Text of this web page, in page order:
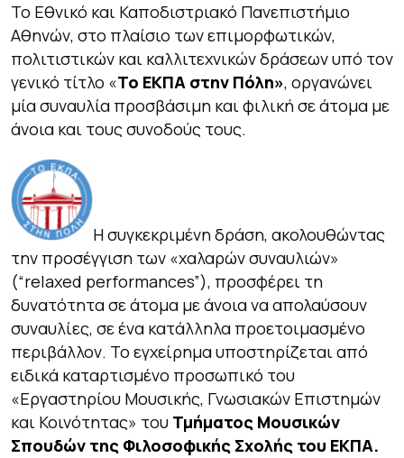
Το Εθνικό και Καποδιστριακό Πανεπιστήμιο
Αθηνών, στο πλαίσιο των επιμορφωτικών,
πολιτιστικών και καλλιτεχνικών δράσεων υπό τον
γενικό τίτλο «Το ΕΚΠΑ στην Πόλη», οργανώνει
μία συναυλία προσβάσιμη και φιλική σε άτομα με
άνοια και τους συνοδούς τους.
Η συγκεκριμένη δράση, ακολουθώντας
την προσέγγιση των «χαλαρών συναυλιών»
(“relaxed performances”), προσφέρει τη
δυνατότητα σε άτομα με άνοια να απολαύσουν
συναυλίες, σε ένα κατάλληλα προετοιμασμένο
περιβάλλον. Το εγχείρημα υποστηρίζεται από
ειδικά καταρτισμένο προσωπικό του
«Εργαστηρίου Μουσικής, Γνωσιακών Επιστημών
και Κοινότητας» του Τμήματος Μουσικών
Σπουδών της Φιλοσοφικής Σχολής του ΕΚΠΑ.